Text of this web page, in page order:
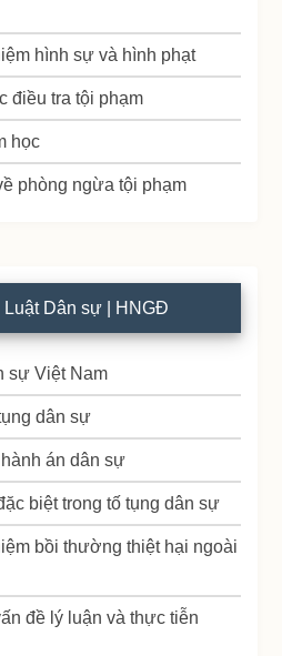
hình sự và hình phạt
điều tra tội phạm
học
phòng ngừa tội phạm
Luật Dân sự | HNGĐ
sự Việt Nam
dân sự
án dân sự
biệt trong tố tụng dân sự
bồi thường thiệt hại ngoài
đề lý luận và thực tiễn